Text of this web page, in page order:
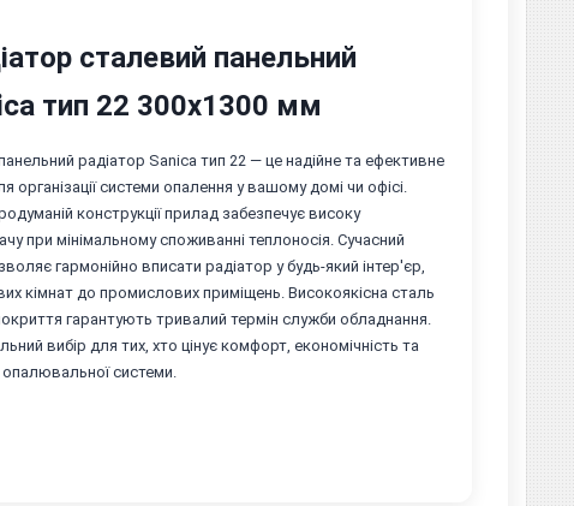
сталевий панельний
тип 22 300х1300 мм
радіатор Sanica тип 22 — це надійне та ефективне
організації системи опалення у вашому домі чи офісі.
конструкції прилад забезпечує високу
при мінімальному споживанні теплоносія. Сучасний
гармонійно вписати радіатор у будь-який інтер'єр,
кімнат до промислових приміщень. Високоякісна сталь
гарантують тривалий термін служби обладнання.
вибір для тих, хто цінує комфорт, економічність та
опалювальної системи.